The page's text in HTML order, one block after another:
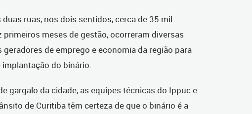
ruas, nos dois sentidos, cerca de 35 mil
meses de gestão, ocorreram diversas
de emprego e economia da região para
do binário.
gargalo da cidade, as equipes técnicas do Ippuc e
de Curitiba têm certeza de que o binário é a